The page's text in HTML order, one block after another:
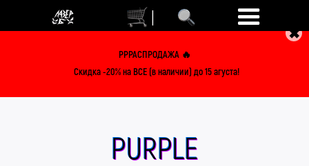
|
РРРАСПРОДАЖА 🔥
Скидка -20% на ВСЕ (в наличии) до 15 агуста!
✖
PURPLE